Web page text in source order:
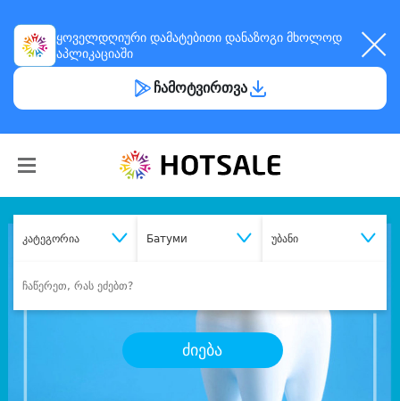
ყოველდღიური დამატებითი დანაზოგი მხოლოდ
აპლიკაციაში
ჩამოტვირთვა
კატეგორია Батуми უბანი
ძიება
სასურველი მომსახურება